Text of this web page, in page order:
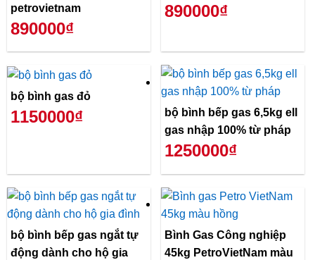
petrovietnam
890000₫
890000₫
bộ bình gas đỏ
1150000₫
bộ bình bếp gas 6,5kg ell
gas nhập 100% từ pháp
1250000₫
bộ bình bếp gas ngắt tự
động dành cho hộ gia
Bình Gas Công nghiệp
45kg PetroVietNam màu